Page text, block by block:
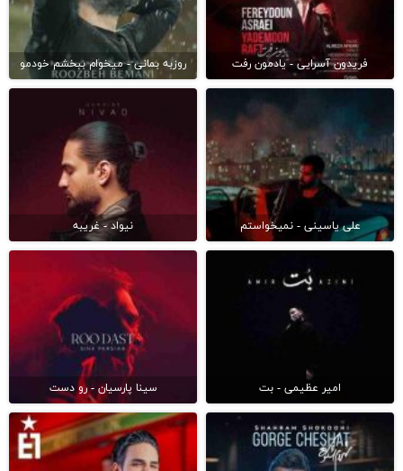
فریدون آسرایی - یادمون رفت روزبه بمانی - میخوام ببخشم خودمو
علی یاسینی - نمیخواستم نیواد - غریبه
امیر عظیمی - بت سینا پارسیان - رو دست